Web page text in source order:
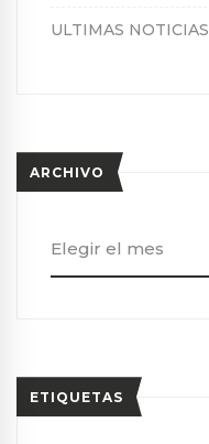
ULTIMAS NOTICIAS
ARCHIVO
ETIQUETAS